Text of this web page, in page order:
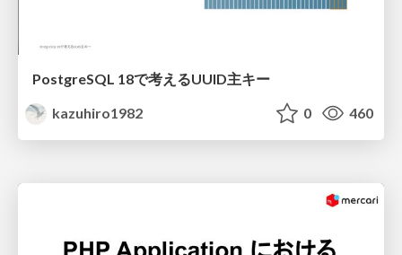
PostgreSQL 18で考えるUUID主キー
kazuhiro1982
0 460